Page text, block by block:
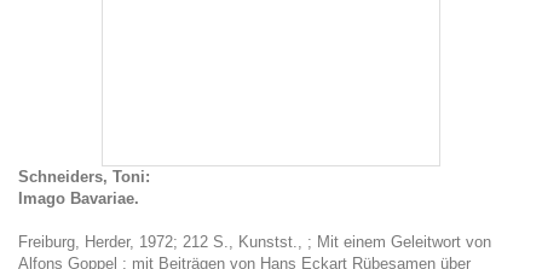
Schneiders, Toni:
Imago Bavariae.
Freiburg, Herder, 1972; 212 S., Kunstst., ; Mit einem Geleitwort von
Alfons Goppel ; mit Beiträgen von Hans Eckart Rübesamen über